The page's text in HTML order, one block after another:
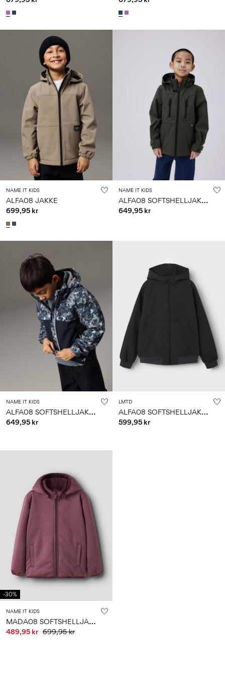
NAME IT KIDS
ALFA08 JAKKE
699,95 kr
NAME IT KIDS
A
LFA08 SOFTSHELLJAKKE
649,95 kr
NAME IT KIDS
A
LFA08 SOFTSHELLJAKKE
649,95 kr
LMTD
A
LFA08 SOFTSHELLJAKKE
599,95 kr
-30%
NAME IT KIDS
M
ADA08 SOFTSHELLJAKKE
489,95 kr 699,95 kr